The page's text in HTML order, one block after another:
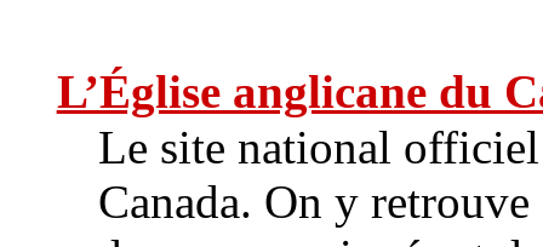
L’Église anglicane du
Le site national
Canada. On y